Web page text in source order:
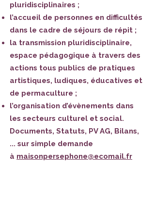
pluridisciplinaires ;
l’accueil de personnes en difficultés
dans le cadre de séjours de répit ;
la transmission pluridisciplinaire,
espace pédagogique à travers des
actions tous publics de pratiques
artistiques, ludiques, éducatives et
de permaculture ;
l’organisation d’évènements dans
les secteurs culturel et social.
Documents, Statuts, PV AG, Bilans,
... sur simple demande
à maisonpersephone@ecomail.fr